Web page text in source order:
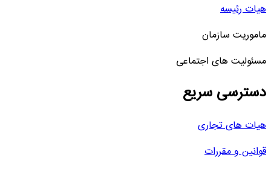
هیات رئیسه
ماموریت سازمان
مسئولیت های اجتماعی
دسترسی سریع
هیات های تجاری
قوانین و مقررات